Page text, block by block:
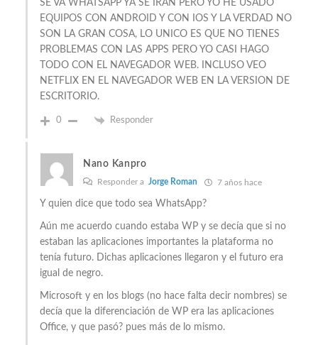
SE VA WHATSAPP YA SE IRAN PERO YO HE USADO
EQUIPOS CON ANDROID Y CON IOS Y LA VERDAD NO
SON LA GRAN COSA, LO UNICO ES QUE NO TIENES
PROBLEMAS CON LAS APPS PERO YO CASI HAGO
TODO CON EL NAVEGADOR WEB. INCLUSO VEO
NETFLIX EN EL NAVEGADOR WEB EN LA VERSION DE
ESCRITORIO.
0 Responder
Nano Kanpro
Responder a Jorge Roman 7 años hace
Y quien dice que todo sea WhatsApp?
Aún me acuerdo cuando estaba WP y se decía que si no
estaban las aplicaciones importantes la plataforma no
tenía futuro. Dichas aplicaciones llegaron y el futuro era
igual de negro.
Microsoft y en los blogs (no hace falta decir nombres) se
decía que la diferenciación de WP era las aplicaciones
Office, y que pasó? pues más de lo mismo.